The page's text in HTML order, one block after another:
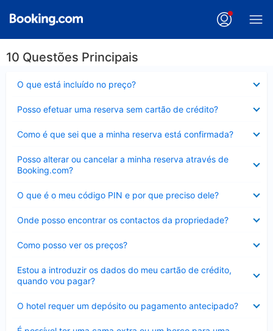
10 Questões Principais
O que está incluído no preço?
fechado
Posso efetuar uma reserva sem cartão de crédito?
fechado
Como é que sei que a minha reserva está confirmada?
fechado
Posso alterar ou cancelar a minha reserva através de
Booking.com?
fechado
O que é o meu código PIN e por que preciso dele?
fechado
Onde posso encontrar os contactos da propriedade?
fechado
Como posso ver os preços?
fechado
Estou a introduzir os dados do meu cartão de crédito,
quando vou pagar?
fechado
O hotel requer um depósito ou pagamento antecipado?
fechado
Elemento